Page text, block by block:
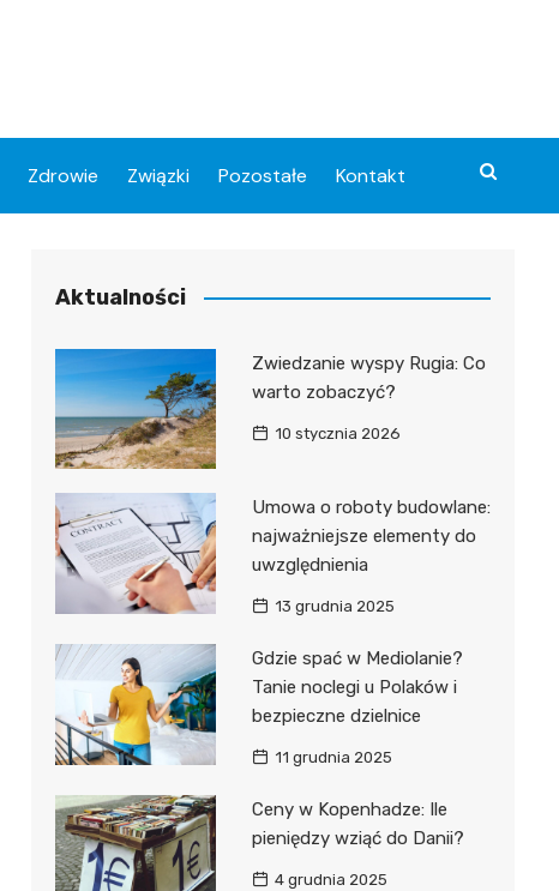
Zdrowie Związki Pozostałe Kontakt
Aktualności
Zwiedzanie wyspy Rugia: Co
warto zobaczyć?
10 stycznia 2026
Umowa o roboty budowlane:
najważniejsze elementy do
uwzględnienia
13 grudnia 2025
Gdzie spać w Mediolanie?
Tanie noclegi u Polaków i
bezpieczne dzielnice
11 grudnia 2025
Ceny w Kopenhadze: Ile
pieniędzy wziąć do Danii?
4 grudnia 2025